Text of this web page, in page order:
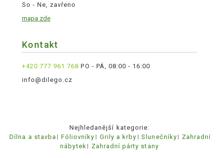
So - Ne, zavřeno
mapa zde
Kontakt
+420 777 961 768 PO - PÁ, 08:00 - 16:00
info@dilego.cz
Nejhledanější kategorie:
Dílna a stavba
Fóliovníky Grily a krby Slunečníky
Zahradní
nábytek
Zahradní párty stany